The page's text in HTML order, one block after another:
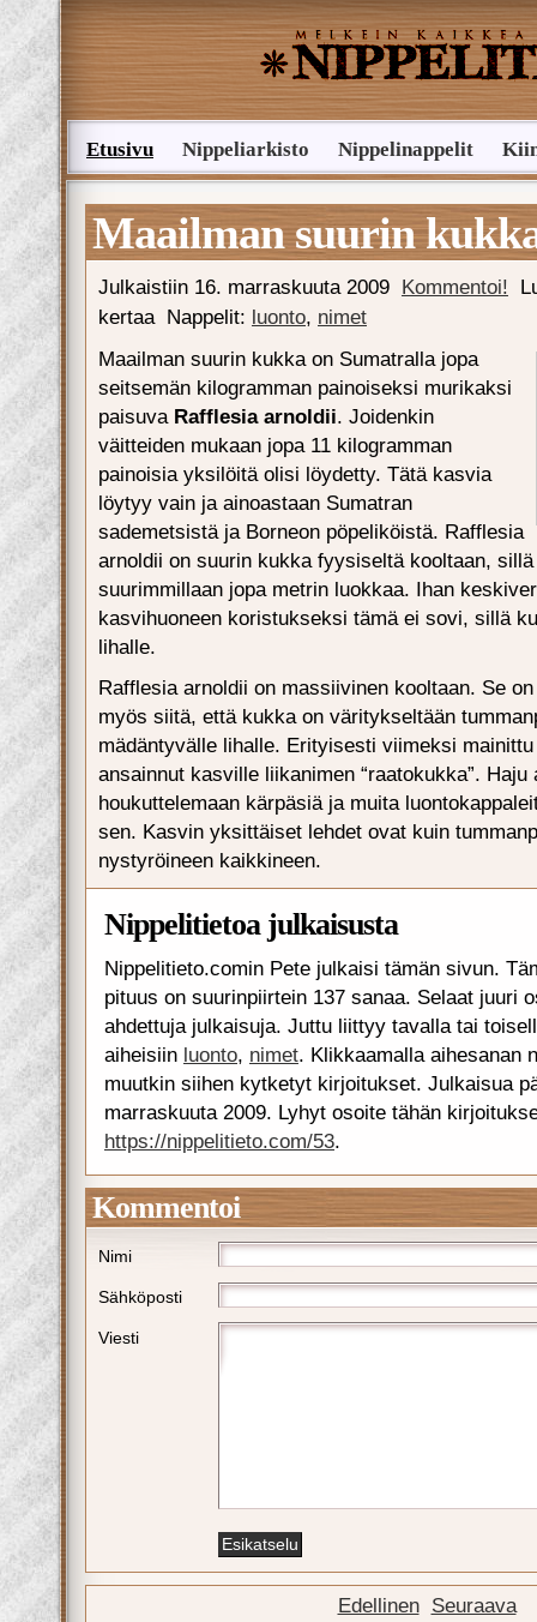
Etusivu Nippeliarkisto Nippelinappelit
Lähetä nippelivinkki
Maailman suurin
Julkaistiin 16. marraskuuta 2009 Kommentoi!
kertaa Nappelit: luonto, nimet
Maailman suurin kukka on Sumatralla jopa
seitsemän kilogramman painoiseksi murikaksi
paisuva Rafflesia arnoldii. Joidenkin
väitteiden mukaan jopa 11 kilogramman
painoisia yksilöitä olisi löydetty. Tätä kasvia
löytyy vain ja ainoastaan Sumatran
sademetsistä ja Borneon pöpeliköistä. Rafflesia
arnoldii on suurin kukka fyysiseltä kooltaan,
suurimmillaan jopa metrin luokkaa. Ihan
kasvihuoneen koristukseksi tämä ei sovi, sillä
lihalle.
Rafflesia arnoldii on massiivinen kooltaan. Se
myös siitä, että kukka on väritykseltään
mädäntyvälle lihalle. Erityisesti viimeksi
ansainnut kasville liikanimen “raatokukka”. Haju
houkuttelemaan kärpäsiä ja muita
sen. Kasvin yksittäiset lehdet ovat kuin
nystyröineen kaikkineen.
Nippelitietoa julkaisusta
Nippelitieto.comin Pete julkaisi tämän sivun.
pituus on suurinpiirtein 137 sanaa. Selaat juuri
ahdettuja julkaisuja. Juttu liittyy tavalla tai
aiheisiin luonto, nimet. Klikkaamalla aihesanan
muutkin siihen kytketyt kirjoitukset. Julkaisua
marraskuuta 2009. Lyhyt osoite tähän
https://nippelitieto.com/53.
Kommentoi
Nimi
Sähköposti
Viesti
Edellinen Seuraava